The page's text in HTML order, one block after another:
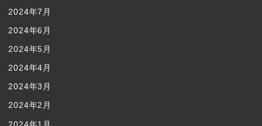
2024年7月
2024年6月
2024年5月
2024年4月
2024年3月
2024年2月
2024年1月